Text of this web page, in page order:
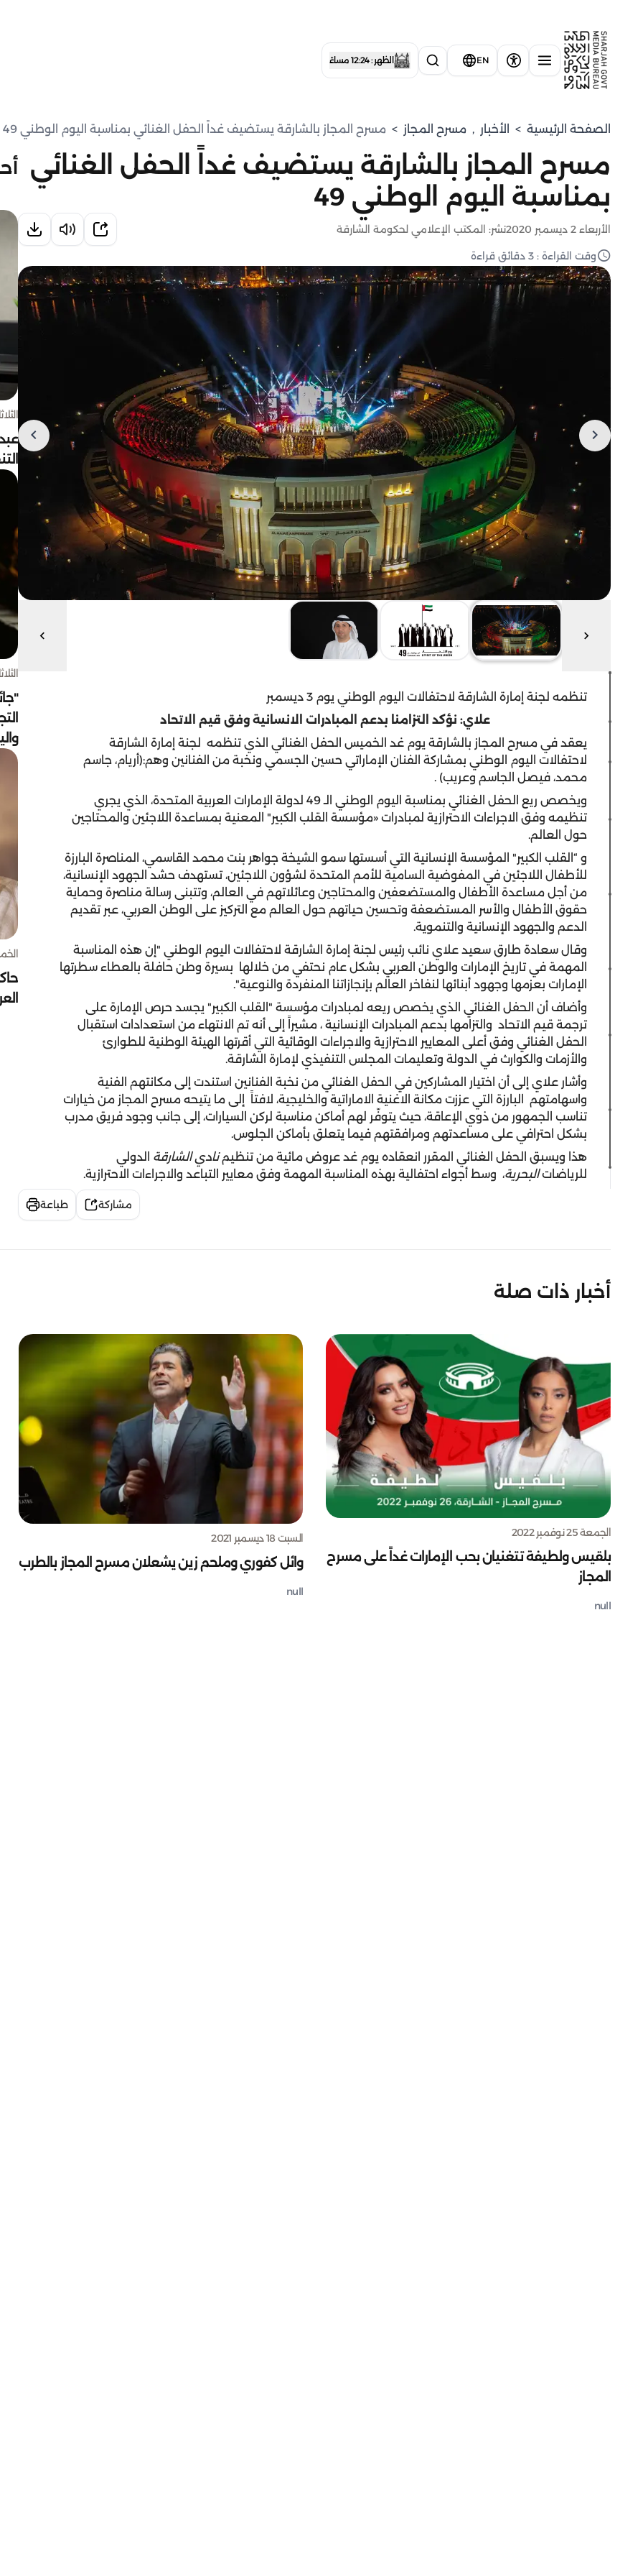
EN الظهر : 12:24 مساءً
الصفحة الرئيسية > الأخبار , مسرح المجاز > مسرح المجاز بالشارقة يستضيف غداً الحفل الغنائي بمناسبة اليوم الوطني 49
مسرح المجاز بالشارقة يستضيف غداً الحفل الغنائي
بمناسبة اليوم الوطني 49
الأربعاء 2 ديسمبر 2020 نشر: المكتب الإعلامي لحكومة الشارقة
وقت القراءة : 3 دقائق قراءة
تنظمه لجنة إمارة الشارقة لاحتفالات اليوم الوطني يوم 3 ديسمبر
علاي: نؤكد التزامنا بدعم المبادرات الانسانية وفق قيم الاتحاد
يعقد في مسرح المجاز بالشارقة يوم غد الخميس الحفل الغنائي الذي تنظمه لجنة إمارة الشارقة
لاحتفالات اليوم الوطني بمشاركة الفنان الإماراتي حسين الجسمي ونخبة من الفنانين وهم:(أريام، جاسم
محمد، فيصل الجاسم وعريب) .
ويخصص ريع الحفل الغنائي بمناسبة اليوم الوطني الـ 49 لدولة الإمارات العربية المتحدة، الذي يجري
تنظيمه وفق الاجراءات الاحترازية لمبادرات «مؤسسة القلب الكبير" المعنية بمساعدة اللاجئين والمحتاجين
حول العالم.
و “القلب الكبير" المؤسسة الإنسانية التي أسستها سمو الشيخة جواهر بنت محمد القاسمي، المناصرة البارزة
للأطفال اللاجئين في المفوضية السامية للأمم المتحدة لشؤون اللاجئين، تستهدف حشد الجهود الإنسانية،
من أجل مساعدة الأطفال والمستضعفين والمحتاجين وعائلاتهم في العالم، وتتبنى رسالة مناصرة وحماية
حقوق الأطفال والأسر المستضعفة وتحسين حياتهم حول العالم مع التركيز على الوطن العربي، عبر تقديم
الدعم والجهود الإنسانية والتنموية.
وقال سعادة طارق سعيد علاي نائب رئيس لجنة إمارة الشارقة لاحتفالات اليوم الوطني "إن هذه المناسبة
المهمة في تاريخ الإمارات والوطن العربي بشكل عام نحتفي من خلالها بسيرة وطن حافلة بالعطاء سطرتها
الإمارات بعزمها وجهود أبنائها لنفاخر العالم بإنجازاتنا المنفردة والنوعية".
وأضاف أن الحفل الغنائي الذي يخصص ريعه لمبادرات مؤسسة "القلب الكبير" يجسد حرص الإمارة على
ترجمة قيم الاتحاد والتزامها بدعم المبادرات الإنسانية ، مشيراً إلى أنه تم الانتهاء من استعدادات استقبال
الحفل الغنائي وفق أعلى المعايير الاحترازية والاجراءات الوقائية التي أقرتها الهيئة الوطنية للطوارئ
والأزمات والكوارث في الدولة وتعليمات المجلس التنفيذي لإمارة الشارقة.
وأشار علاي إلى أن اختيار المشاركين في الحفل الغنائي من نخبة الفنانين استندت إلى مكانتهم الفنية
واسهامتهم البارزة التي عززت مكانة الاغنية الاماراتية والخليجية، لافتاً إلى ما يتيحه مسرح المجاز من خيارات
تناسب الجمهور من ذوي الإعاقة، حيث يتوفّر لهم أماكن مناسبة لركن السيارات، إلى جانب وجود فريق مدرب
بشكل احترافي على مساعدتهم ومرافقتهم فيما يتعلق بأماكن الجلوس.
هذا ويسبق الحفل الغنائي المقرر انعقاده يوم غد عروض مائية من تنظيمنادي الشارقة الدولي
للرياضاتالبحرية، وسط أجواء احتفالية بهذه المناسبة المهمة وفق معايير التباعد والاجراءات الاحترازية.
مشاركة طباعة
الثلاثاء 4
الثلاثاء 4
الخميس
أخبار ذات صلة
الجمعة 25 نوفمبر 2022
بلقيس ولطيفة تتغنيان بحب الإمارات غداً على مسرح
المجاز
null
السبت 18 ديسمبر 2021
وائل كفوري وملحم زين يشعلان مسرح المجاز بالطرب
null